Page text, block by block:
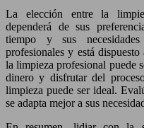
La elección entre la
dependerá de sus
tiempo y sus
profesionales y está
la limpieza profesional puede
dinero y disfrutar del
limpieza puede ser ideal.
se adapta mejor a sus